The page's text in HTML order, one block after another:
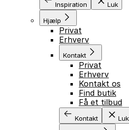
Inspiration Luk
Hjælp
Privat
Erhverv
Kontakt
Privat
Erhverv
Kontakt os
Find butik
Få et tilbud
Kontakt Luk